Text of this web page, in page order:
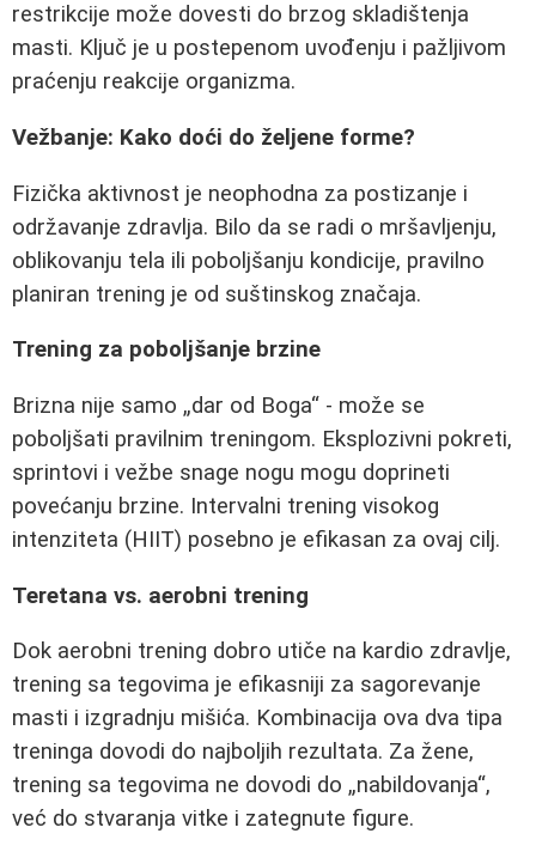
restrikcije može dovesti do brzog skladištenja
masti. Ključ je u postepenom uvođenju i pažljivom
praćenju reakcije organizma.
Vežbanje: Kako doći do željene forme?
Fizička aktivnost je neophodna za postizanje i
održavanje zdravlja. Bilo da se radi o mršavljenju,
oblikovanju tela ili poboljšanju kondicije, pravilno
planiran trening je od suštinskog značaja.
Trening za poboljšanje brzine
Brizna nije samo „dar od Boga“ - može se
poboljšati pravilnim treningom. Eksplozivni pokreti,
sprintovi i vežbe snage nogu mogu doprineti
povećanju brzine. Intervalni trening visokog
intenziteta (HIIT) posebno je efikasan za ovaj cilj.
Teretana vs. aerobni trening
Dok aerobni trening dobro utiče na kardio zdravlje,
trening sa tegovima je efikasniji za sagorevanje
masti i izgradnju mišića. Kombinacija ova dva tipa
treninga dovodi do najboljih rezultata. Za žene,
trening sa tegovima ne dovodi do „nabildovanja“,
već do stvaranja vitke i zategnute figure.